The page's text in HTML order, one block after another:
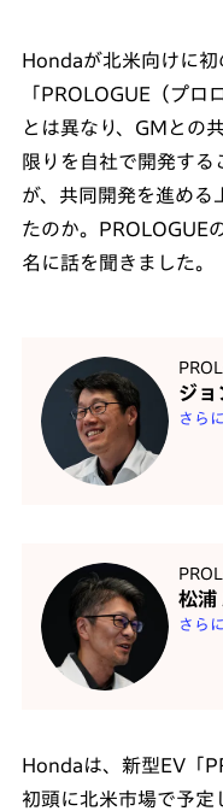
Hondaが北米向けに初
「PROLOGUE（プロ
とは異なり、GMとの
限りを自社で開発す
が、共同開発を進める
たのか。PROLOGUE
名に話を聞きました。
ジョ
さら
松浦
さら
Hondaは、新型EV「
初頭に北米市場で予定